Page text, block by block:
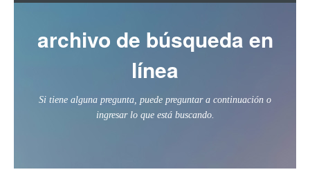
archivo de búsqueda en
línea
Si tiene alguna pregunta, puede preguntar a continuación o
ingresar lo que está buscando.